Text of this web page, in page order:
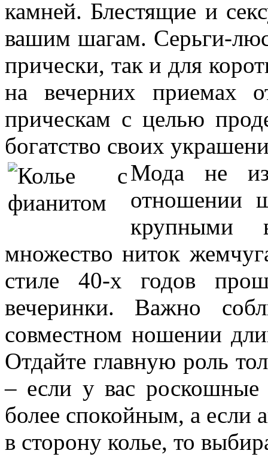
камней. Блестящие и
вашим шагам. Серьги-
прически, так и для
на вечерних приемах
прическам с целью
богатство своих
Мода не
отношении
крупными
множество ниток
стиле 40-х годов
вечеринки. Важно
совместном ношении
Отдайте главную роль
– если у вас роскошные
более спокойным, а если
в сторону колье, то